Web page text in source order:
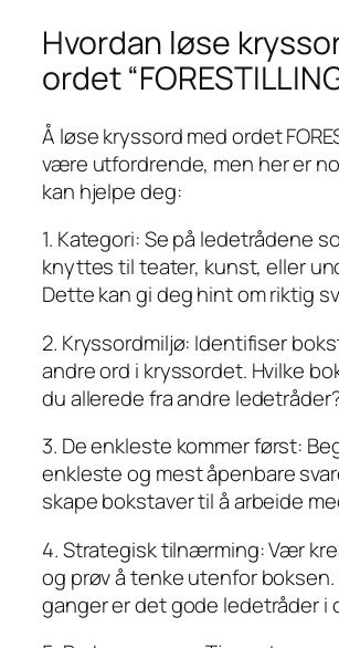
Hvordan løse
ordet
Å løse kryssord med ordet
være utfordrende, men her er
kan hjelpe deg:
1. Kategori: Se på ledetrådene
knyttes til teater, kunst, eller
Dette kan gi deg hint om riktig
2. Kryssordmiljø: Identifiser
andre ord i kryssordet. Hvilke
du allerede fra andre
3. De enkleste kommer først:
enkleste og mest åpenbare
skape bokstaver til å arbeide
4. Strategisk tilnærming: Vær
og prøv å tenke utenfor boksen.
ganger er det gode ledetråder i